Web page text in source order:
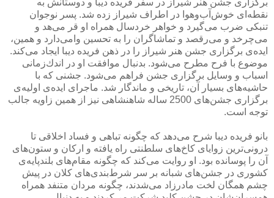
نقطه‌ای خوش‌آب‌و‌هوا در اطراف شیراز زده شد. پسر نوجوان
تنبكی ضرب می‌گیرد و خواهر خردسال همراه او قر می‌هد و
می‌چرخد و می‌رقصد و تماشاگران را به تحسین وامی‌دارد و همین،
ایده‌ی برگزاری جشن هنر شیراز را در ذهن فریده دیبا ایجاد می‌كند.
موضوع با فرح مطرح می‌شود. بدنبال موافقت او در اندك‌زمانی
اسباب و وسایل برگزاری جشن فراهم می‌شود. جشنی كه با
حاشیه‌های بسیار آن، تاریخی و ماندگار شد. ماجرای ایده‌ی اولیه‌ی
برگزاری جشن‌های 2500 ساله شاهنشاهی نیز از همین زاویه جالب
توجه است.
بانو فریده دیبا شرح می‌دهد كه چگونه تباهی و فساد اخلاقی تا
درونی‌ترین زوایای كاخ‌های سلطنتی راه یافته و اركان و ستون‌های
آن را پوسانده بود. او روایت می‌كند كه چگونه مقام‌های بلندپایه‌ی
كشوری در جشن‌های شبانه بر سر شرط‌بندی‌های كلان در پیش
چشم همگان لخت مادرزاد می‌شدند، چگونه مردان متنفد همراه